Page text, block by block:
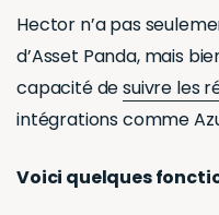
Hector n’a pas
d’Asset Panda, mais
capacité desuivre les
intégrations comme
Voici quelques